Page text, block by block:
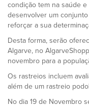
condição tem na saúde
desenvolver um
reforçar a sua
Desta forma, serão
Algarve, no
novembro para a
Os rastreios incluem
além de um rastreio
No dia 19 de Novembro